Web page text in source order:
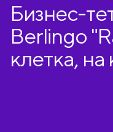
Бизнес-
Berlingo
клетка, на